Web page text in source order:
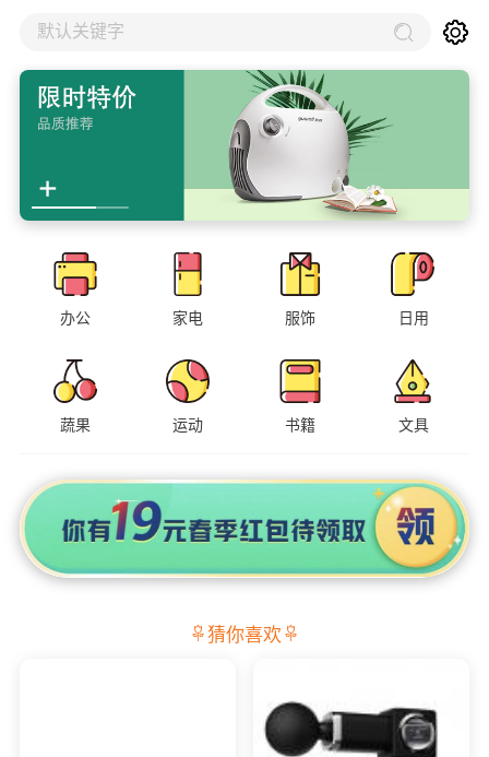
默认关键字
办公 家电 服饰 日用
蔬果 运动 书籍 文具
猜你喜欢